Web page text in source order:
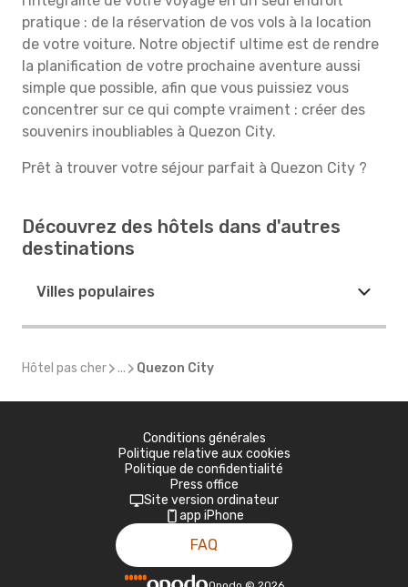
pratique : de la réservation de vos vols à la location
de votre voiture. Notre objectif ultime est de rendre
la planification de votre prochaine aventure aussi
simple que possible, afin que vous puissiez vous
concentrer sur ce qui compte vraiment : créer des
souvenirs inoubliables à Quezon City.
Prêt à trouver votre séjour parfait à Quezon City ?
Découvrez des hôtels dans d'autres
destinations
Villes populaires
Hôtel pas cher ... Quezon City
Conditions générales
Politique relative aux cookies
Politique de confidentialité
Press office
Site version ordinateur
app iPhone
FAQ